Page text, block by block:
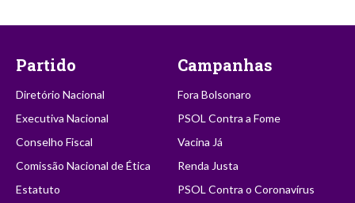
Partido
Diretório Nacional
Executiva Nacional
Conselho Fiscal
Comissão Nacional de Ética
Estatuto
Campanhas
Fora Bolsonaro
PSOL Contra a Fome
Vacina Já
Renda Justa
PSOL Contra o Coronavírus